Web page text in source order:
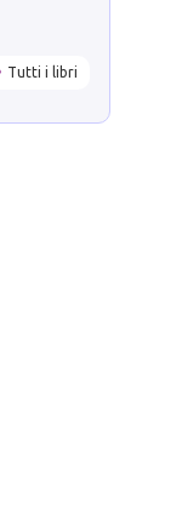
Tutti i libri